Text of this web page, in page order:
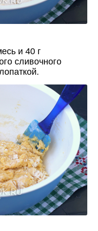
и 40 г
сливочного